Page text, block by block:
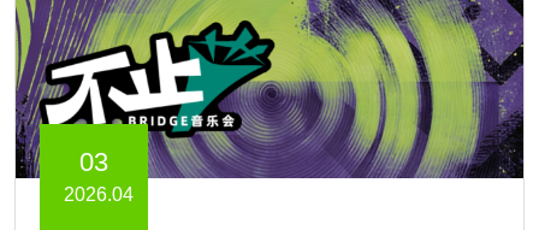
03
2026.04